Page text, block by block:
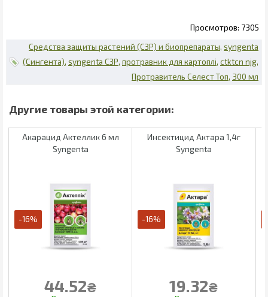
7305
Средства защиты растений (СЗР) и биопрепараты syngenta
(Сингента) syngenta СЗР протравник для картоплі ctktcn njg
Протравитель Селест Топ 300 мл
Акарацид Актеллик 6 мл
Syngenta
-16%
44.52₴
Инсектицид Актара 1,4г
Syngenta
-16%
19.32₴